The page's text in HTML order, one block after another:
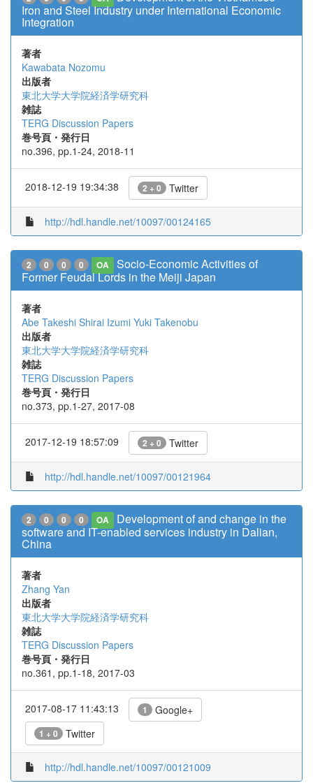
Iron and Steel Industry under International Economic
Integration
著者
Kawabata Nozomu
出版者
東北大学大学院経済学研究科
雑誌
TERG Discussion Papers
巻号頁・発行日
no.396, pp.1-24, 2018-11
2018-12-19 19:34:38 2 + 0 Twitter
http://hdl.handle.net/10097/00124165
2 0 0 0 OA
Socio-Economic Activities of
Former Feudal Lords in the Meiji Japan
著者
Abe Takeshi Shirai Izumi Yuki Takenobu
出版者
東北大学大学院経済学研究科
雑誌
TERG Discussion Papers
巻号頁・発行日
no.373, pp.1-27, 2017-08
2017-12-19 18:57:09 2 + 0 Twitter
http://hdl.handle.net/10097/00121964
2 0 0 0 OA
Development of and change in the
software and IT-enabled services industry in Dalian,
China
著者
Zhang Yan
出版者
東北大学大学院経済学研究科
雑誌
TERG Discussion Papers
巻号頁・発行日
no.361, pp.1-18, 2017-03
2017-08-17 11:43:13 1 Google+
1 + 0 Twitter
http://hdl.handle.net/10097/00121009